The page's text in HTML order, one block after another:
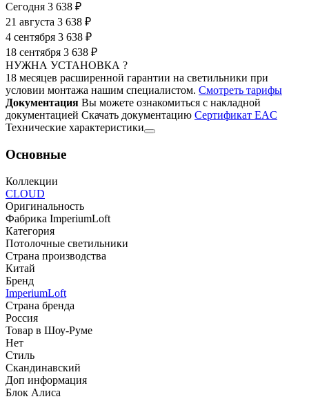
Сегодня 3 638 ₽
21 августа 3 638 ₽
4 сентября 3 638 ₽
18 сентября 3 638 ₽
НУЖНА УСТАНОВКА ?
18 месяцев расширенной гарантии на светильники при
условии монтажа нашим специалистом. Смотреть тарифы
Документация Вы можете ознакомиться с накладной
документацией Скачать документацию Cертификат EAC
Технические характеристики
Основные
Коллекции
CLOUD
Оригинальность
Фабрика ImperiumLoft
Категория
Потолочные светильники
Страна производства
Китай
Бренд
ImperiumLoft
Страна бренда
Россия
Товар в Шоу-Руме
Нет
Стиль
Скандинавский
Доп информация
Блок Алиса